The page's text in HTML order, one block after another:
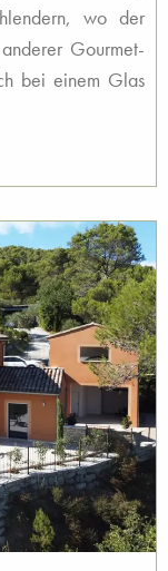
wo der
Gourmet-
bei einem Glas